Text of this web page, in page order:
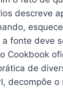
descreve
fonte deve
Cookbook
de
decompõe o